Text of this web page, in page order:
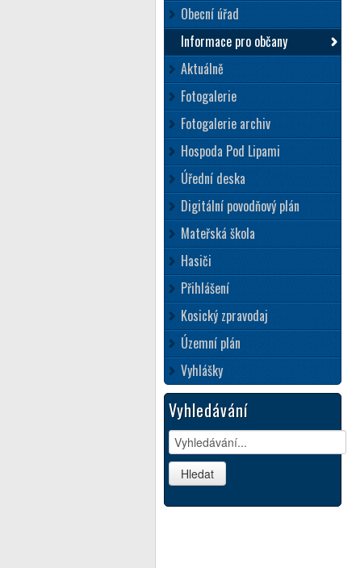
Obecní úřad
Informace pro občany
Aktuálně
Fotogalerie
Fotogalerie archiv
Hospoda Pod Lipami
Úřední deska
Digitální povodňový plán
Mateřská škola
Hasiči
Přihlášení
Kosický zpravodaj
Územní plán
Vyhlášky
Vyhledávání